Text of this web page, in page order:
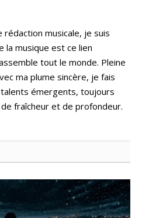
rédaction musicale, je suis
la musique est ce lien
tout le monde. Pleine
ma plume sincère, je fais
émergents, toujours
fraîcheur et de profondeur.